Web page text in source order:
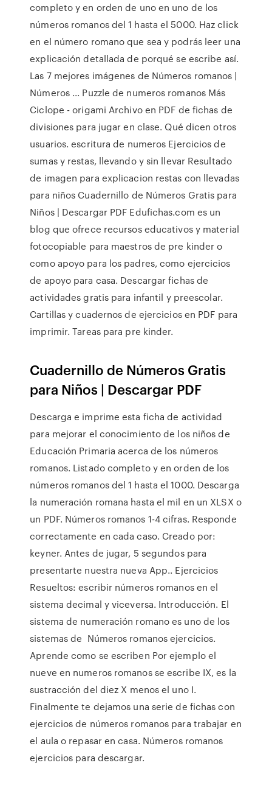
completo y en orden de uno en uno de los
números romanos del 1 hasta el 5000. Haz click
en el número romano que sea y podrás leer una
explicación detallada de porqué se escribe así.
Las 7 mejores imágenes de Números romanos |
Números ... Puzzle de numeros romanos Más
Ciclope - origami Archivo en PDF de fichas de
divisiones para jugar en clase. Qué dicen otros
usuarios. escritura de numeros Ejercicios de
sumas y restas, llevando y sin llevar Resultado
de imagen para explicacion restas con llevadas
para niños Cuadernillo de Números Gratis para
Niños | Descargar PDF Edufichas.com es un
blog que ofrece recursos educativos y material
fotocopiable para maestros de pre kinder o
como apoyo para los padres, como ejercicios
de apoyo para casa. Descargar fichas de
actividades gratis para infantil y preescolar.
Cartillas y cuadernos de ejercicios en PDF para
imprimir. Tareas para pre kinder.
Cuadernillo de Números Gratis
para Niños | Descargar PDF
Descarga e imprime esta ficha de actividad
para mejorar el conocimiento de los niños de
Educación Primaria acerca de los números
romanos. Listado completo y en orden de los
números romanos del 1 hasta el 1000. Descarga
la numeración romana hasta el mil en un XLSX o
un PDF. Números romanos 1-4 cifras. Responde
correctamente en cada caso. Creado por:
keyner. Antes de jugar, 5 segundos para
presentarte nuestra nueva App.. Ejercicios
Resueltos: escribir números romanos en el
sistema decimal y viceversa. Introducción. El
sistema de numeración romano es uno de los
sistemas de Números romanos ejercicios.
Aprende como se escriben Por ejemplo el
nueve en numeros romanos se escribe IX, es la
sustracción del diez X menos el uno I.
Finalmente te dejamos una serie de fichas con
ejercicios de números romanos para trabajar en
el aula o repasar en casa. Números romanos
ejercicios para descargar.